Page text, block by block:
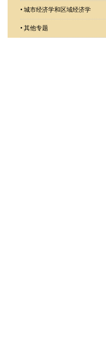
• 城市经济学和区域经济学
• 其他专题